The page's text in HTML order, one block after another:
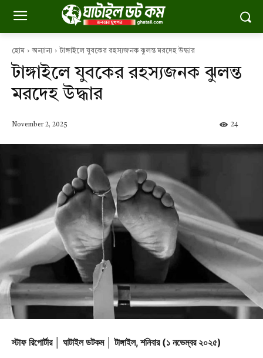
হোম অন্যান্য টাঙ্গাইলে যুবকের রহস্যজনক ঝুলন্ত মরদেহ উদ্ধার
টাঙ্গাইলে যুবকের রহস্যজনক ঝুলন্ত
মরদেহ উদ্ধার
November 2, 2025 24
স্টাফ রিপোর্টার │ ঘাটাইল ডটকম │ টাঙ্গাইল, শনিবার (১ নভেম্বর ২০২৫)